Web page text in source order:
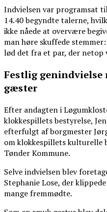
Indvielsen var programsat
14.40 begyndte talerne,
ikke nåede at overvære
man høre skuffede
lød det fra et par, der netop
Festlig
gæster
Efter andagten i
klokkespillets bestyrelse,
efterfulgt af borgmester
om klokkespillets kulturelle
Tønder Kommune.
Selve indvielsen blev
Stephanie Lose, der
mange fremmødte.